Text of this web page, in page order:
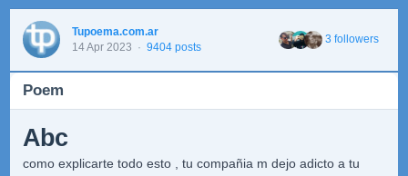
Tupoema.com.ar
14 Apr 2023 · 9404 posts
3 followers
Poem
Abc
como explicarte todo esto , tu compañia m dejo adicto a tu